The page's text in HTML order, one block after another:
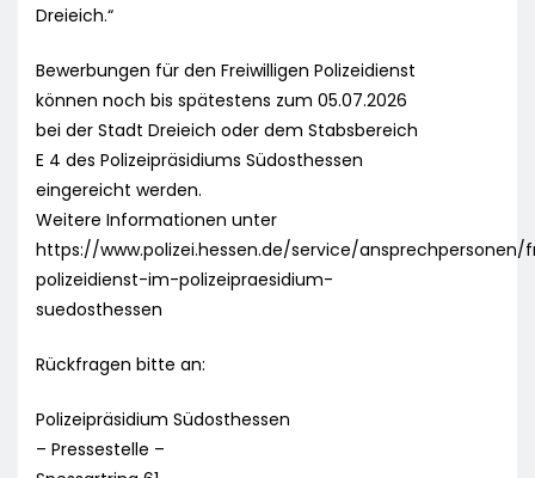
Dreieich.“
Bewerbungen für den Freiwilligen Polizeidienst
können noch bis spätestens zum 05.07.2026
bei der Stadt Dreieich oder dem Stabsbereich
E 4 des Polizeipräsidiums Südosthessen
eingereicht werden.
Weitere Informationen unter
https://www.polizei.hessen.de/service/ansprechpersonen/
polizeidienst-im-polizeipraesidium-
suedosthessen
Rückfragen bitte an:
Polizeipräsidium Südosthessen
– Pressestelle –